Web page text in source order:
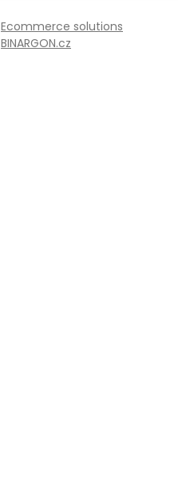
Ecommerce solutions
BINARGON.cz